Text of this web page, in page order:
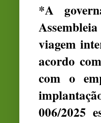
*A
viagem
acordo
com o
006/2025